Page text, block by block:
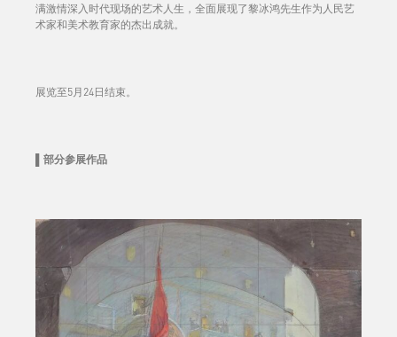
满激情深入时代现场的艺术人生，全面展现了黎冰鸿先生作为人民艺
术家和美术教育家的杰出成就。
展览至5月24日结束。
▌部分参展作品